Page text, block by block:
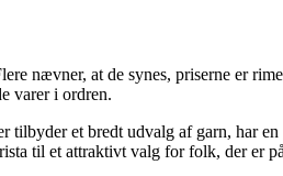
nævner, at de synes, priserne er
varer i ordren.
et bredt udvalg af garn, har
til et attraktivt valg for folk, der er